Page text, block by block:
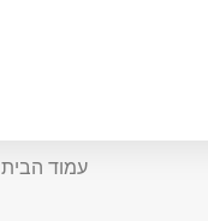
עמוד הבית